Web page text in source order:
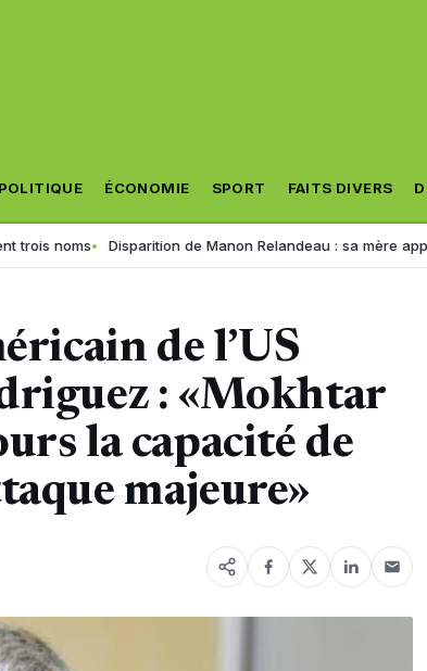
POLITIQUE ÉCONOMIE SPORT FAITS DIVERS
noms Disparition de Manon Relandeau : sa mère appelle
de l’US
: «Mokhtar
la capacité de
majeure»